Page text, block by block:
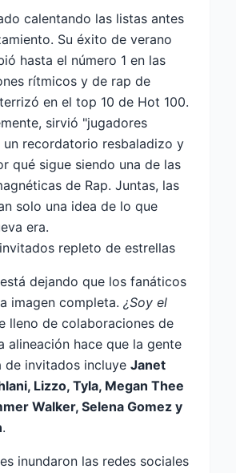
calentando las listas antes
Su éxito de verano
hasta el número 1 en las
rítmicos y de rap de
en el top 10 de Hot 100.
sirvió "jugadores
un recordatorio resbaladizo y
qué sigue siendo una de las
de Rap. Juntas, las
solo una idea de lo que
era.
repleto de estrellas
dejando que los fanáticos
imagen completa. ¿Soy el
lleno de colaboraciones de
alineación hace que la gente
de invitados incluye Janet
Lizzo, Tyla, Megan Thee
Walker, Selena Gomez y
.
inundaron las redes sociales